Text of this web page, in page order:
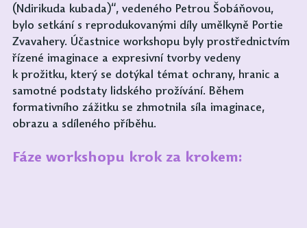
(Ndirikuda kubada)“, vedeného Petrou Šobáňovou,
bylo setkání s reprodukovanými díly umělkyně Portie
Zvavahery. Účastnice workshopu byly prostřednictvím
řízené imaginace a expresivní tvorby vedeny
k prožitku, který se dotýkal témat ochrany, hranic a
samotné podstaty lidského prožívání. Během
formativního zážitku se zhmotnila síla imaginace,
obrazu a sdíleného příběhu.
Fáze workshopu krok za krokem: